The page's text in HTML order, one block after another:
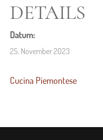
DETAILS
Datum:
25. November 2023
Cucina Piemontese